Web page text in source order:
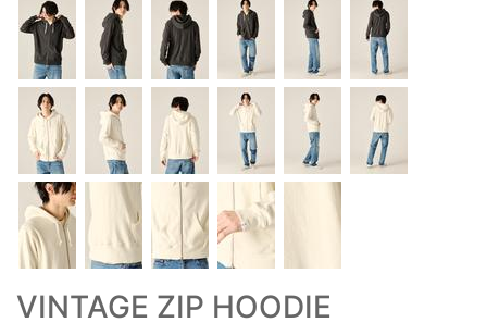
OUTLET : アウトレット
MENS : メンズ
LADIES : レディース
新規会員登録
お買い物カゴ
ご利用ガイド
VINTAGE ZIP HOODIE